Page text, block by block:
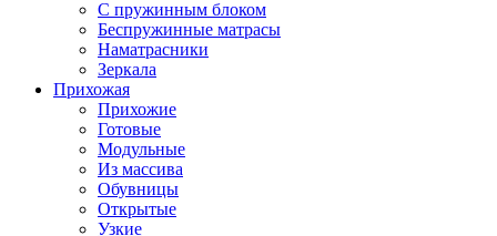
С пружинным блоком
Беспружинные матрасы
Наматрасники
Зеркала
Прихожая
Прихожие
Готовые
Модульные
Из массива
Обувницы
Открытые
Узкие